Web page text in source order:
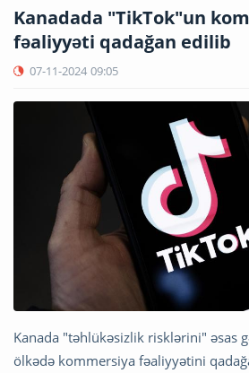
Kanadada "TikTok"un
fəaliyyəti qadağan edilib
07-11-2024 09:05
Kanada "təhlükəsizlik risklərini" əsas
ölkədə kommersiya fəaliyyətini